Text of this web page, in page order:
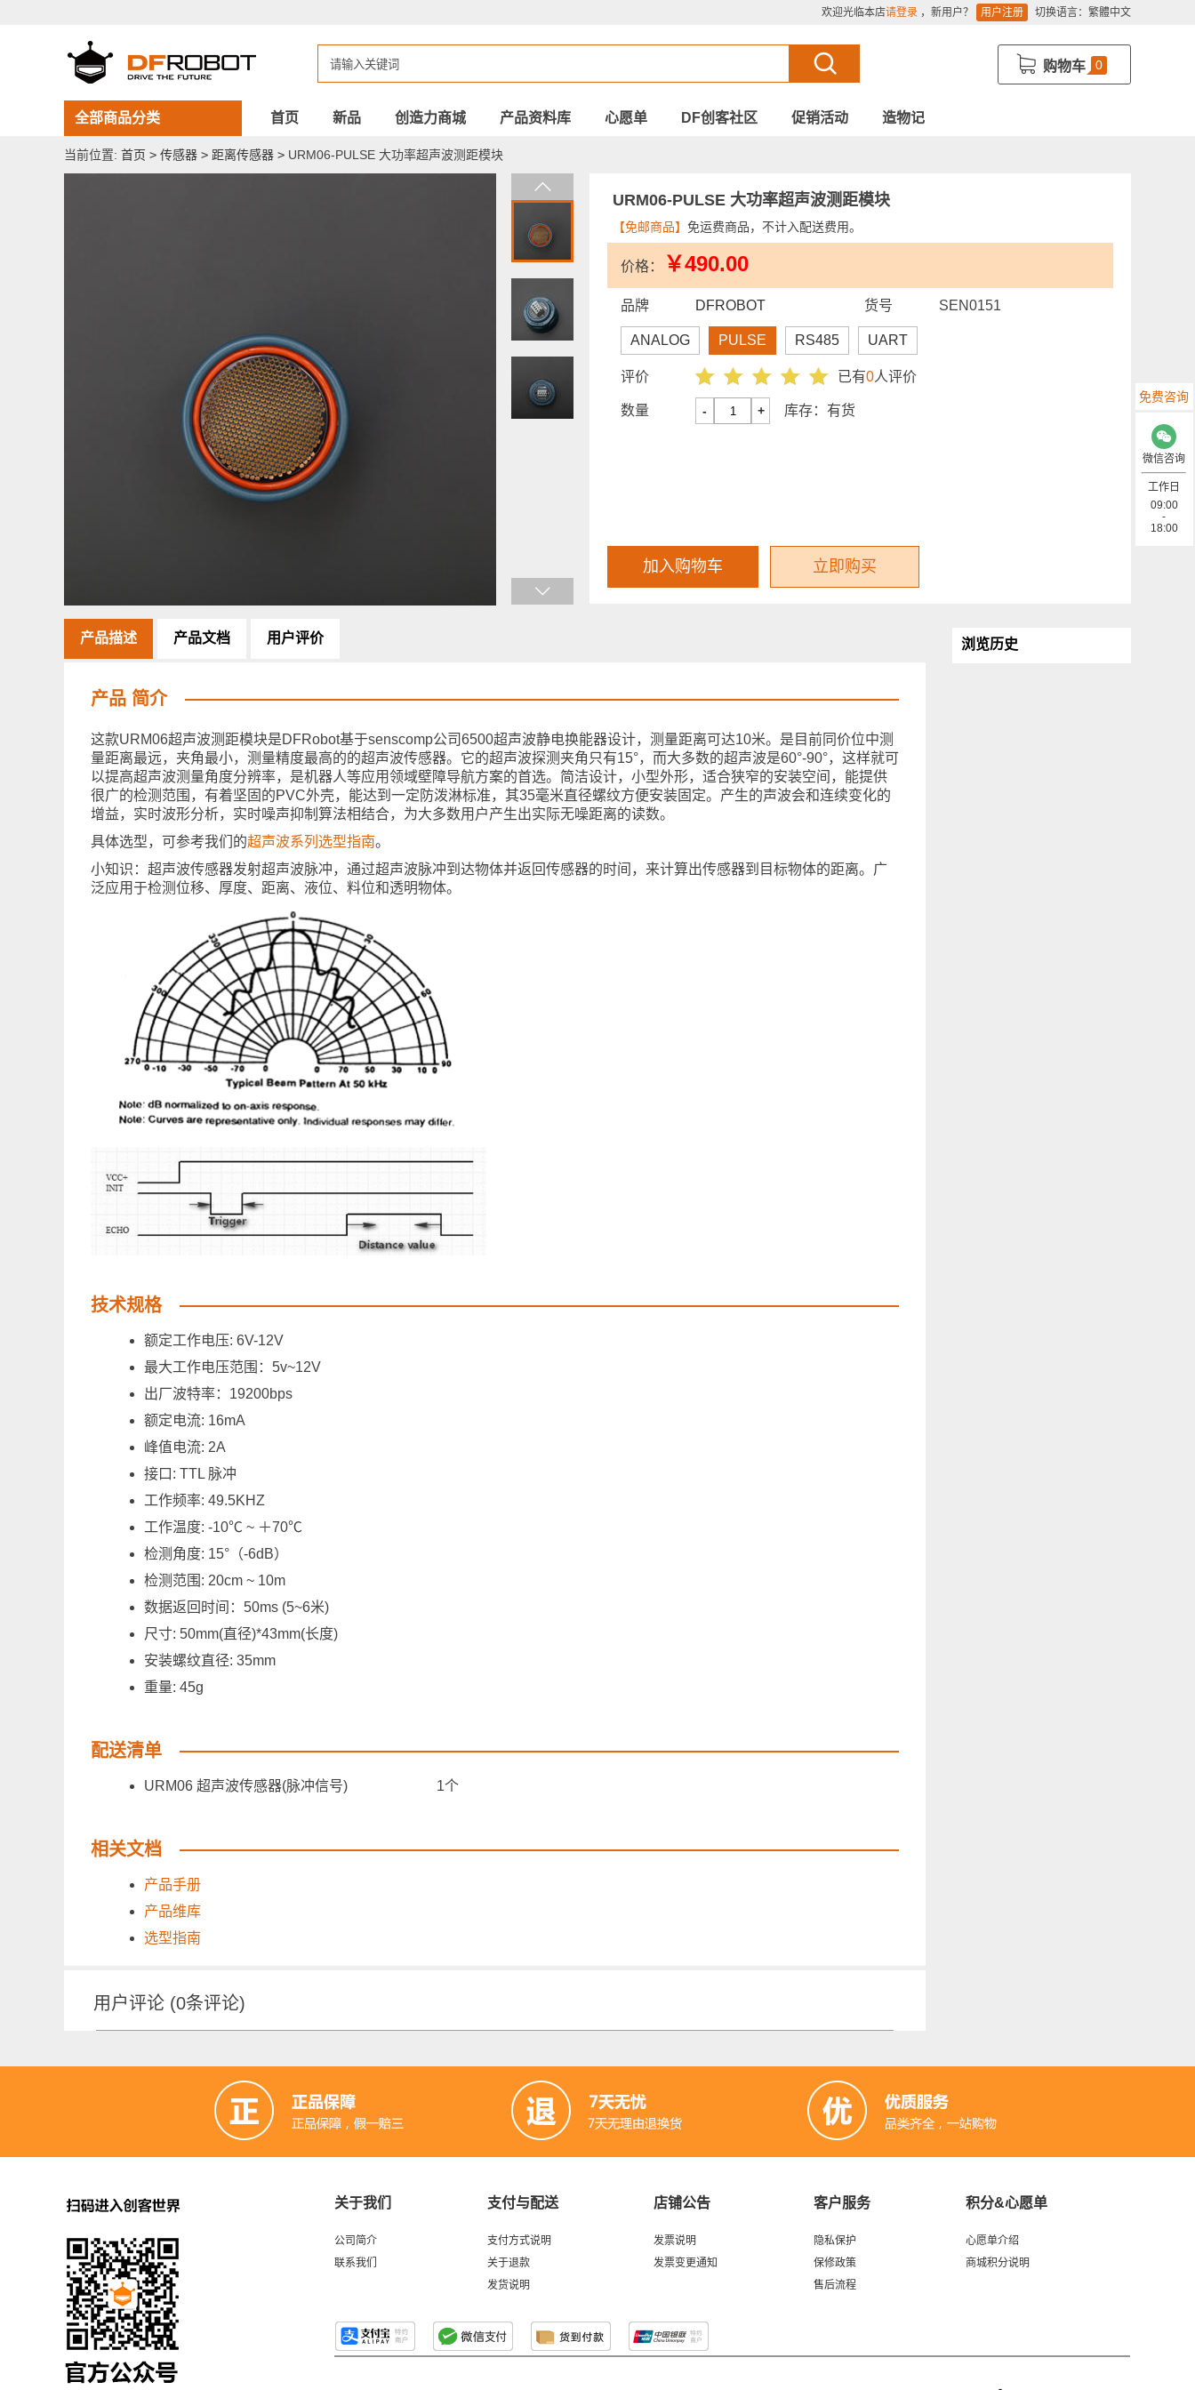
欢迎光临本店请登录 ，新用户？ 用户注册 切换语言： 繁體中文
购物车 0
全部商品分类 首页 新品 创造力商城 产品资料库 心愿单 DF创客社区 促销活动 造物记
当前位置: 首页 > 传感器 > 距离传感器 > URM06-PULSE 大功率超声波测距模块
URM06-PULSE 大功率超声波测距模块
【免邮商品】 免运费商品，不计入配送费用。
价格： ￥490.00
品牌 DFROBOT 货号 SEN0151
ANALOG PULSE RS485 UART
评价 已有0人评价
数量 - + 库存： 有货
加入购物车 立即购买
产品描述 产品文档 用户评价
产品 简介
这款URM06超声波测距模块是DFRobot基于senscomp公司6500超声波静电换能器设计，测量距离可达10米。是目前同价位中测
量距离最远，夹角最小，测量精度最高的的超声波传感器。它的超声波探测夹角只有15°，而大多数的超声波是60°-90°，这样就可
以提高超声波测量角度分辨率，是机器人等应用领域壁障导航方案的首选。简洁设计，小型外形，适合狭窄的安装空间，能提供
很广的检测范围，有着坚固的PVC外壳，能达到一定防泼淋标准，其35毫米直径螺纹方便安装固定。产生的声波会和连续变化的
增益，实时波形分析，实时噪声抑制算法相结合，为大多数用户产生出实际无噪距离的读数。
具体选型，可参考我们的超声波系列选型指南。
小知识：超声波传感器发射超声波脉冲，通过超声波脉冲到达物体并返回传感器的时间，来计算出传感器到目标物体的距离。广
泛应用于检测位移、厚度、距离、液位、料位和透明物体。
技术规格
额定工作电压: 6V-12V
最大工作电压范围：5v~12V
出厂波特率：19200bps
额定电流: 16mA
峰值电流: 2A
接口: TTL 脉冲
工作频率: 49.5KHZ
工作温度: -10℃ ~ ＋70℃
检测角度: 15°（-6dB）
检测范围: 20cm ~ 10m
数据返回时间：50ms (5~6米)
尺寸: 50mm(直径)*43mm(长度)
安装螺纹直径: 35mm
重量: 45g
配送清单
URM06 超声波传感器(脉冲信号) 1个
相关文档
产品手册
产品维库
选型指南
用户评论 (0条评论)
浏览历史
关于我们
公司简介
联系我们
支付与配送
支付方式说明
关于退款
发货说明
店铺公告
发票说明
发票变更通知
客户服务
隐私保护
保修政策
售后流程
积分&心愿单
心愿单介绍
商城积分说明
免费咨询
微信咨询
工作日
09:00
-
18:00